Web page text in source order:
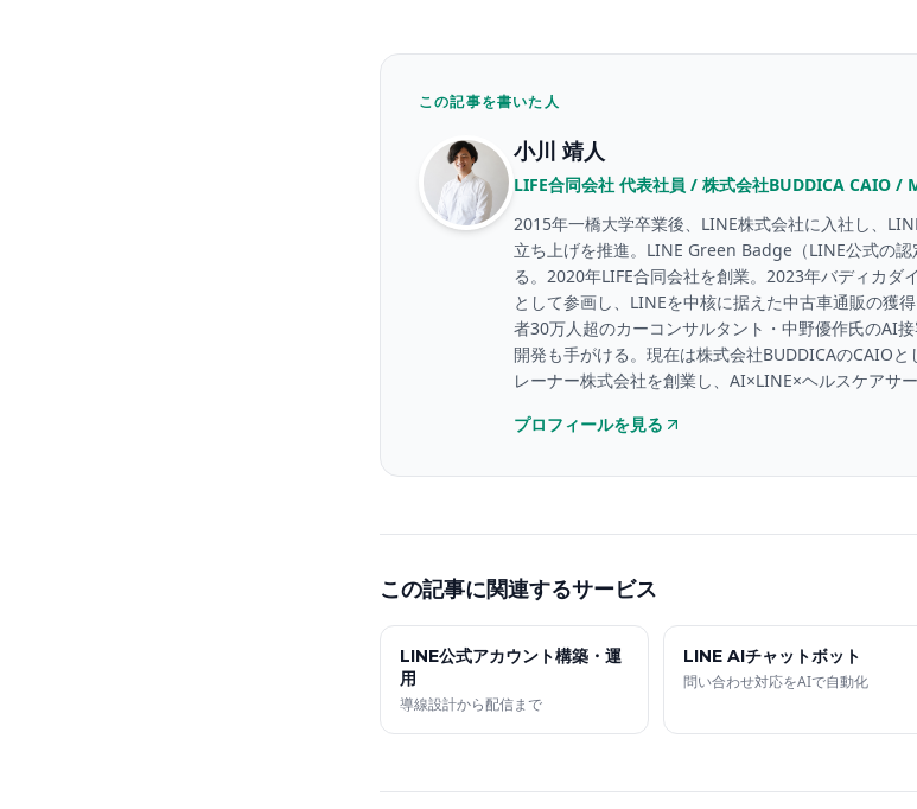
この記事を書いた人
小川 靖人
LIFE合同会社 代表社員 / 株式会社BUDDICA CAIO /
2015年一橋大学卒業後、LINE株式会社に入社し、
立ち上げを推進。LINE Green Badge（LINE公式の
る。2020年LIFE合同会社を創業。2023年バディカダ
として参画し、LINEを中核に据えた中古車通販の獲
者30万人超のカーコンサルタント・中野優作氏のAI
開発も手がける。現在は株式会社BUDDICAのCAIO
レーナー株式会社を創業し、AI×LINE×ヘルスケアサー
プロフィールを見る
この記事に関連するサービス
LINE公式アカウント構築・運
用
導線設計から配信まで
LINE AIチャットボット
問い合わせ対応をAIで自動化